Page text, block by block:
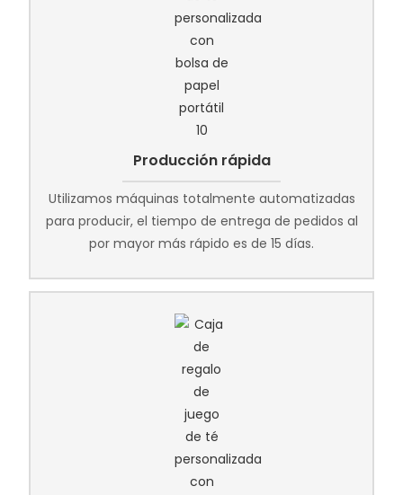
Producción rápida
Utilizamos máquinas totalmente automatizadas
para producir, el tiempo de entrega de pedidos al
por mayor más rápido es de 15 días.